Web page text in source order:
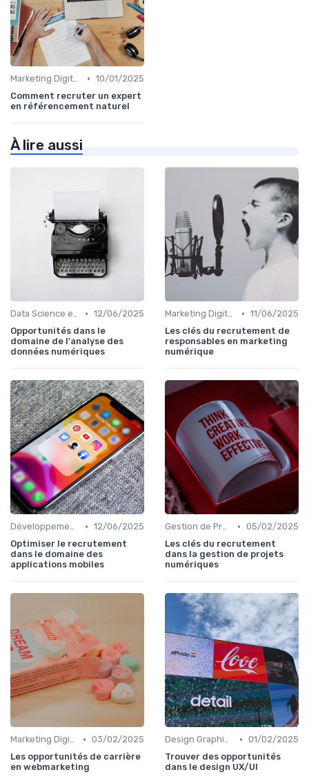
Marketing Digital et SEO • 10/01/2025
Comment recruter un expert
en référencement naturel
À lire aussi
Data Science et Analytique • 12/06/2025
Opportunités dans le
domaine de l'analyse des
données numériques
Marketing Digital et SEO • 11/06/2025
Les clés du recrutement de
responsables en marketing
numérique
Développement Web et Mobile • 12/06/2025
Optimiser le recrutement
dans le domaine des
applications mobiles
Gestion de Projet et Product Management • 05/02/2025
Les clés du recrutement
dans la gestion de projets
numériques
Marketing Digital et SEO • 03/02/2025
Les opportunités de carrière
en webmarketing
Design Graphique et UX/UI • 01/02/2025
Trouver des opportunités
dans le design UX/UI